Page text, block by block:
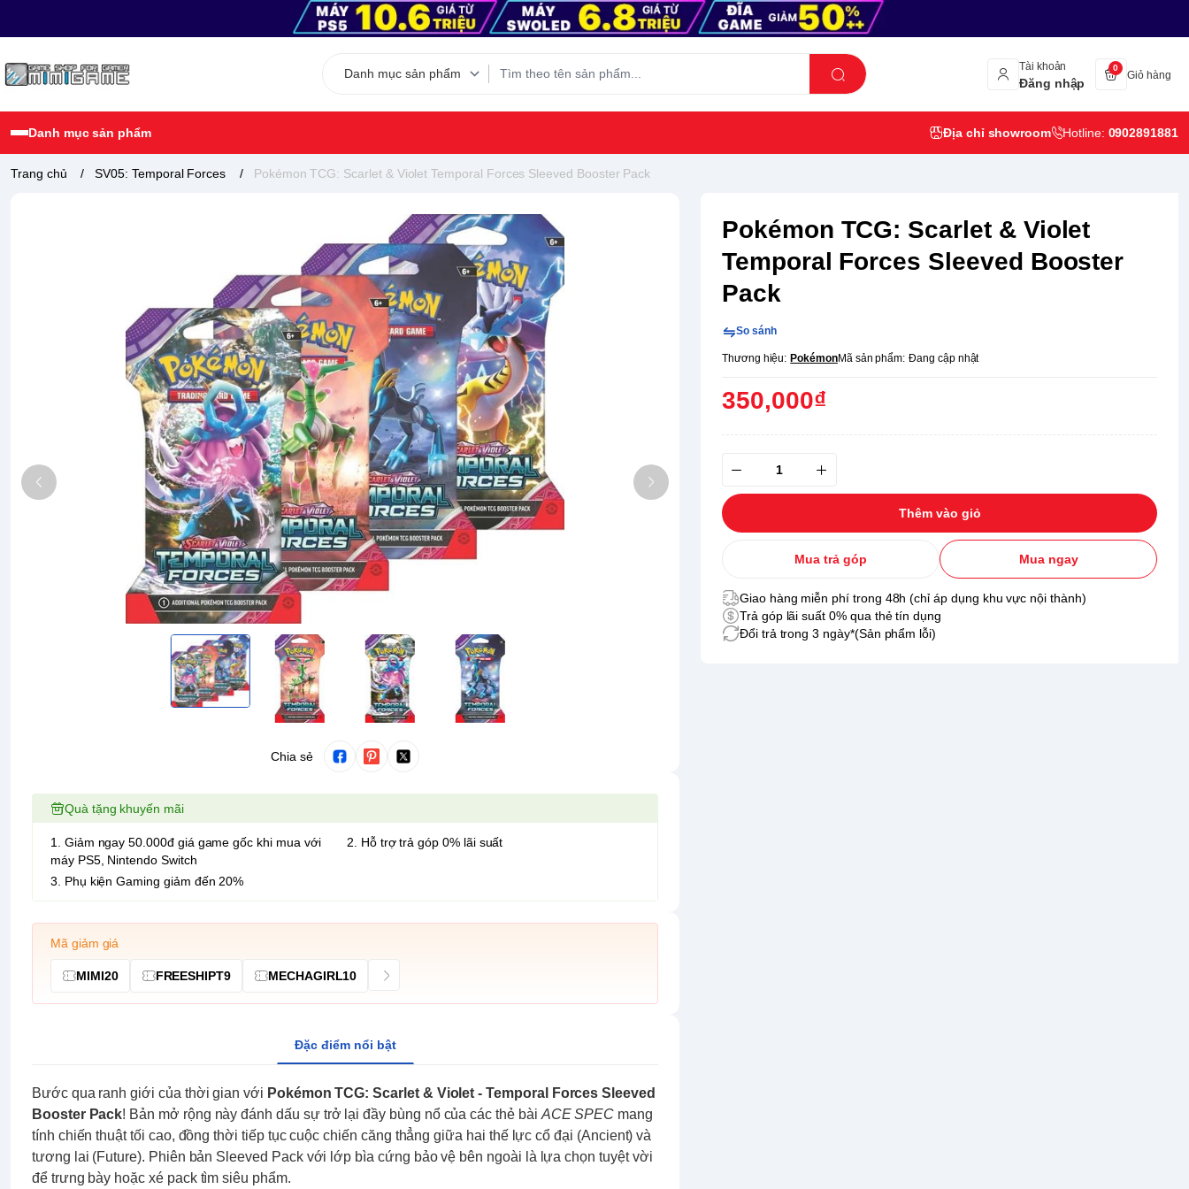
Tài khoản
Đăng nhập
0
Giỏ hàng
Danh mục sản phẩm Địa chỉ showroom Hotline: 0902891881
Trang chủ / SV05: Temporal Forces / Pokémon TCG: Scarlet & Violet Temporal Forces Sleeved Booster Pack
Chia sẻ
Pokémon TCG: Scarlet & Violet
Temporal Forces Sleeved Booster
Pack
So sánh
Thương hiệu: PokémonMã sản phẩm: Đang cập nhật
350,000₫
Thêm vào giỏ
Mua trả góp Mua ngay
Giao hàng miễn phí trong 48h (chỉ áp dụng khu vực nội thành)
Trả góp lãi suất 0% qua thẻ tín dụng
Đổi trả trong 3 ngày*(Sản phẩm lỗi)
Quà tặng khuyến mãi
1. Giảm ngay 50.000đ giá game gốc khi mua với
máy PS5, Nintendo Switch
2. Hỗ trợ trả góp 0% lãi suất
3. Phụ kiện Gaming giảm đến 20%
Mã giảm giá
MIMI20 FREESHIPT9 MECHAGIRL10
Đặc điểm nổi bật
Bước qua ranh giới của thời gian với Pokémon TCG: Scarlet & Violet - Temporal Forces Sleeved
Booster Pack! Bản mở rộng này đánh dấu sự trở lại đầy bùng nổ của các thẻ bàiACE SPEC mang
tính chiến thuật tối cao, đồng thời tiếp tục cuộc chiến căng thẳng giữa hai thế lực cổ đại (Ancient) và
tương lai (Future). Phiên bản Sleeved Pack với lớp bìa cứng bảo vệ bên ngoài là lựa chọn tuyệt vời
để trưng bày hoặc xé pack tìm siêu phẩm.